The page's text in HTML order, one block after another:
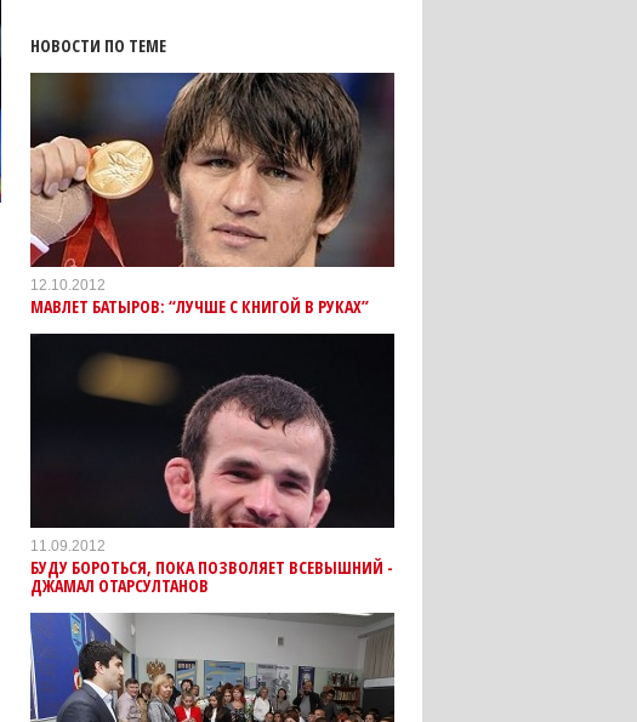
НОВОСТИ ПО ТЕМЕ
12.10.2012
МАВЛЕТ БАТЫРОВ: “ЛУЧШЕ С КНИГОЙ В РУКАХ”
11.09.2012
БУДУ БОРОТЬСЯ, ПОКА ПОЗВОЛЯЕТ ВСЕВЫШНИЙ -
ДЖАМАЛ ОТАРСУЛТАНОВ